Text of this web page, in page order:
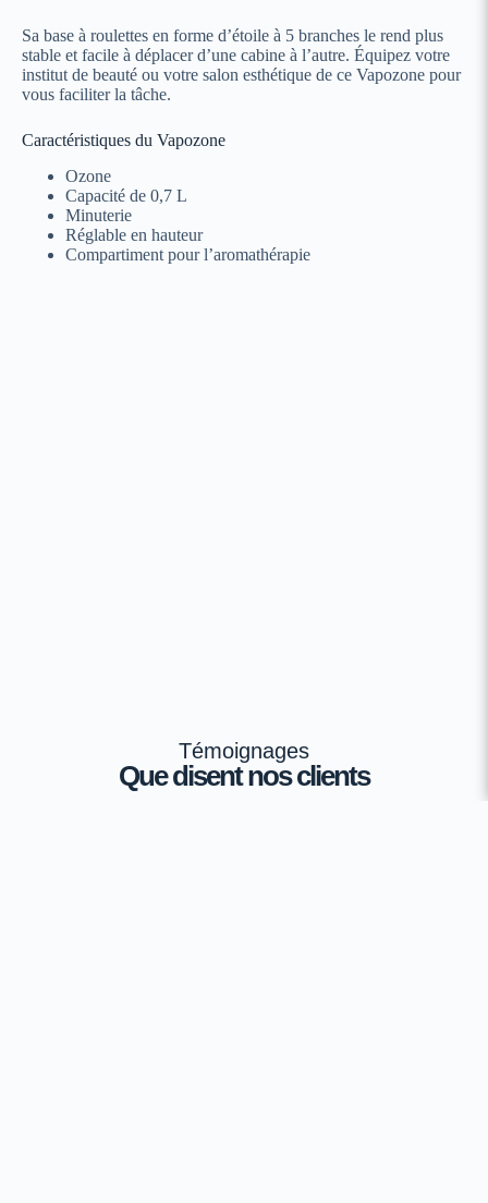
Sa base à roulettes en forme d’étoile à 5 branches le rend plus
stable et facile à déplacer d’une cabine à l’autre. Équipez votre
institut de beauté ou votre salon esthétique de ce Vapozone pour
vous faciliter la tâche.
Caractéristiques du Vapozone
Ozone
Capacité de 0,7 L
Minuterie
Réglable en hauteur
Compartiment pour l’aromathérapie
Témoignages
Que disent nos clients